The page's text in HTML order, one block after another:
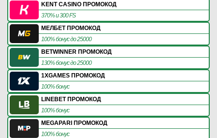
KENT CASINO ПРОМОКОД
370% и 300 FS
МЕЛБЕТ ПРОМОКОД
100% бонус до 25000
BETWINNER ПРОМОКОД
130% бонус до 25000
1XGAMES ПРОМОКОД
100% бонус
LINEBET ПРОМОКОД
100% бонус
MEGAPARI ПРОМОКОД
100% бонус